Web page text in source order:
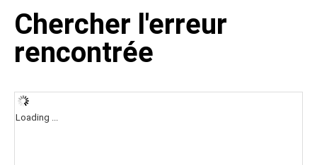
Chercher l'erreur
rencontrée
Loading ...